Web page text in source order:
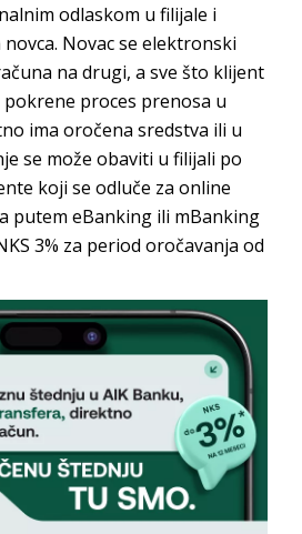
odlaskom u filijale i
Novac se elektronski
na drugi, a sve što klijent
proces prenosa u
ima oročena sredstva ili u
se može obaviti u filijali po
koji se odluče za online
putem eBanking ili mBanking
3% za period oročavanja od